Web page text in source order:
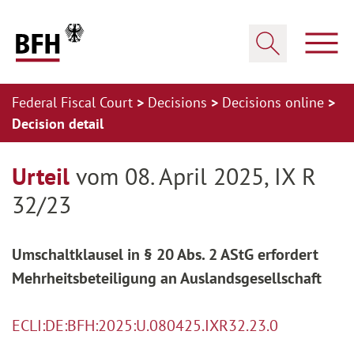
Federal Fiscal Court Decisions
Decisions online
Decision detail
Urteil vom 08. April 2025, IX R
32/23
Umschaltklausel in § 20 Abs. 2 AStG erfordert
Mehrheitsbeteiligung an Auslandsgesellschaft
ECLI:DE:BFH:2025:U.080425.IXR32.23.0